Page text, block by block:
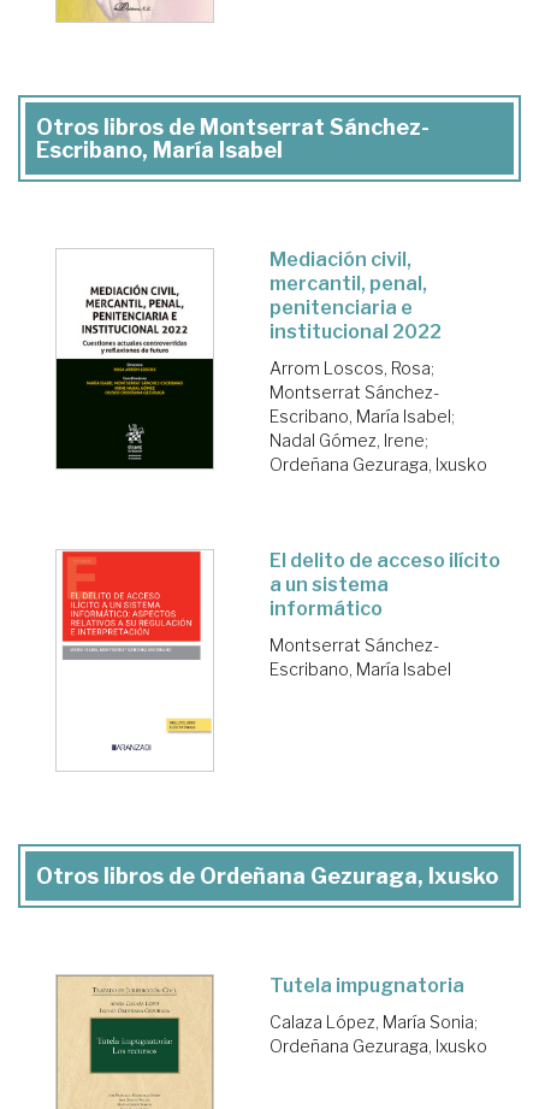
Otros libros de Montserrat Sánchez-
Escribano, María Isabel
Mediación civil,
mercantil, penal,
penitenciaria e
institucional 2022
Arrom Loscos, Rosa;
Montserrat Sánchez-
Escribano, María Isabel;
Nadal Gómez, Irene;
Ordeñana Gezuraga, Ixusko
El delito de acceso ilícito
a un sistema
informático
Montserrat Sánchez-
Escribano, María Isabel
Otros libros de Ordeñana Gezuraga, Ixusko
Tutela impugnatoria
Calaza López, María Sonia;
Ordeñana Gezuraga, Ixusko